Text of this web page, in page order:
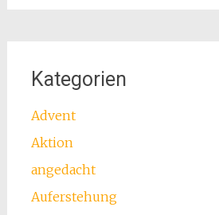
Kategorien
Advent
Aktion
angedacht
Auferstehung